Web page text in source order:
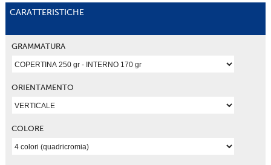
CARATTERISTICHE
GRAMMATURA
ORIENTAMENTO
COLORE